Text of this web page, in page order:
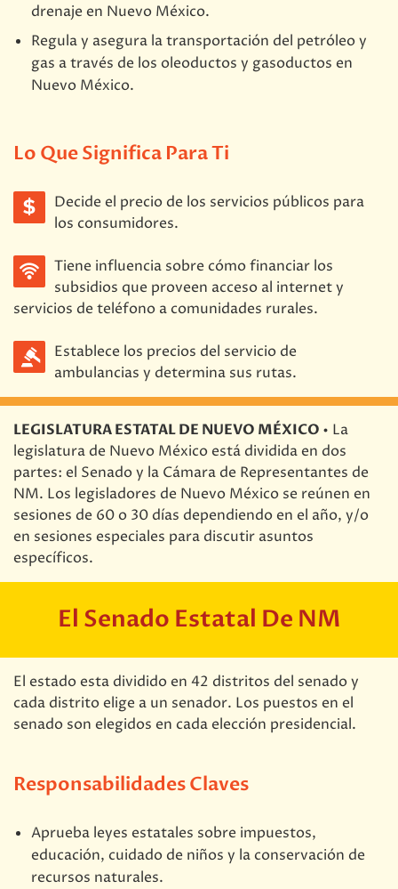
drenaje en Nuevo México.
Regula y asegura la transportación del petróleo y
gas a través de los oleoductos y gasoductos en
Nuevo México.
Lo Que Significa Para Ti
Decide el precio de los servicios públicos para
los consumidores.
Tiene influencia sobre cómo financiar los
subsidios que proveen acceso al internet y
servicios de teléfono a comunidades rurales.
Establece los precios del servicio de
ambulancias y determina sus rutas.
LEGISLATURA ESTATAL DE NUEVO MÉXICO • La
legislatura de Nuevo México está dividida en dos
partes: el Senado y la Cámara de Representantes de
NM. Los legisladores de Nuevo México se reúnen en
sesiones de 60 o 30 días dependiendo en el año, y/o
en sesiones especiales para discutir asuntos
específicos.
El Senado Estatal De NM
El estado esta dividido en 42 distritos del senado y
cada distrito elige a un senador. Los puestos en el
senado son elegidos en cada elección presidencial.
Responsabilidades Claves
Aprueba leyes estatales sobre impuestos,
educación, cuidado de niños y la conservación de
recursos naturales.